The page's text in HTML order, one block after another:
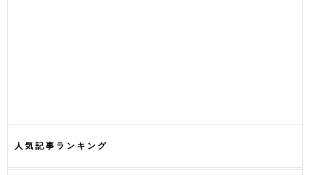
人気記事ランキング